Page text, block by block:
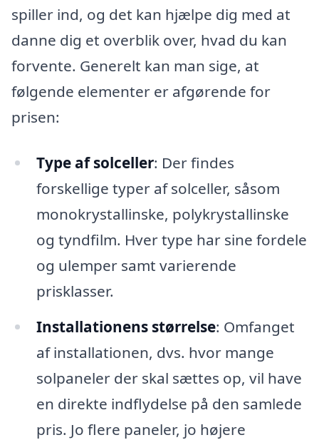
spiller ind, og det kan hjælpe dig med at
danne dig et overblik over, hvad du kan
forvente. Generelt kan man sige, at
følgende elementer er afgørende for
prisen:
Type af solceller: Der findes
forskellige typer af solceller, såsom
monokrystallinske, polykrystallinske
og tyndfilm. Hver type har sine fordele
og ulemper samt varierende
prisklasser.
Installationens størrelse: Omfanget
af installationen, dvs. hvor mange
solpaneler der skal sættes op, vil have
en direkte indflydelse på den samlede
pris. Jo flere paneler, jo højere